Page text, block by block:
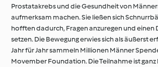
Prostatakrebs und die Gesundheit von
aufmerksam machen. Sie ließen sich
hofften dadurch, Fragen anzuregen und einen
setzen. Die Bewegung erwies sich als äußerst
Jahr für Jahr sammeln Millionen Männer
Movember Foundation. Die Teilnahme ist ganz